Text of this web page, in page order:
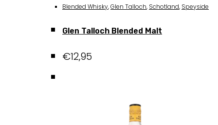
Blended Whisky,Glen Talloch, Schotland, Speyside
Glen Talloch Blended Malt
€12,95